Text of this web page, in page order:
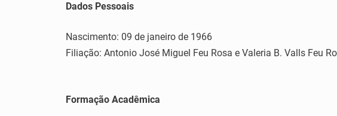
Dados Pessoais
Nascimento: 09 de janeiro de 1966
Filiação: Antonio José Miguel Feu Rosa e Valeria B. Valls Feu
Formação Acadêmica